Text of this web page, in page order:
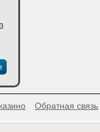
Обратная связь